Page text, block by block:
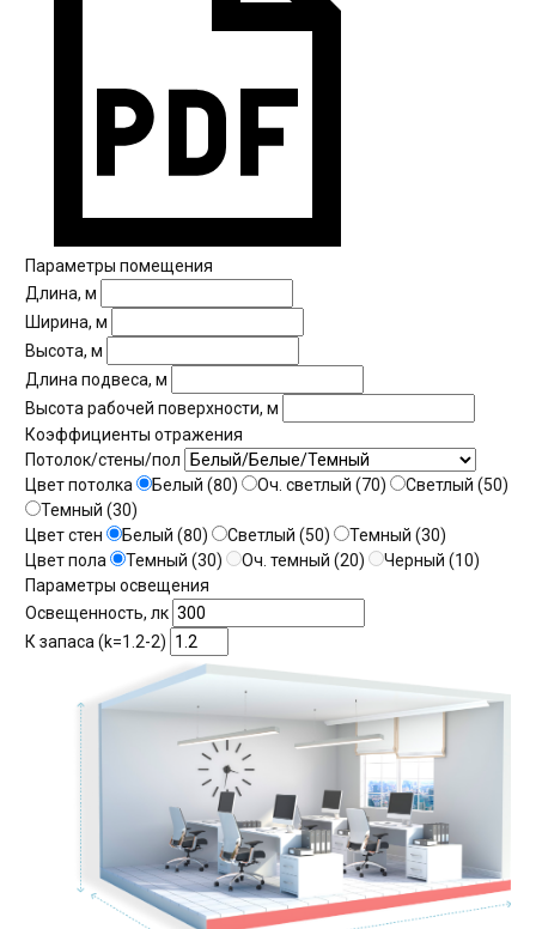
Параметры помещения
Длина, м
Ширина, м
Высота, м
Длина подвеса, м
Высота рабочей поверхности, м
Коэффициенты отражения
Потолок/стены/пол
Цвет потолка
Белый (80) Оч. светлый (70)
Светлый (50)
Темный (30)
Цвет стен
Белый (80) Светлый (50)
Темный (30)
Цвет пола
Темный (30) Оч. темный (20)
Черный (10)
Параметры освещения
Освещенность, лк
К запаса (k=1.2-2)